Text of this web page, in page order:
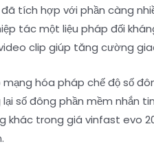
tích hợp với phần càng
tác một liệu pháp đối
clip giúp tăng cường
hóa pháp chế độ số
số đông phần mềm nhắn
khác trong giá vinfast evo